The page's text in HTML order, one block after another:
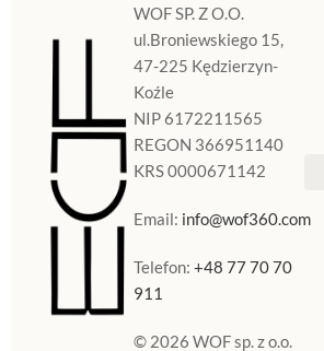
WOF SP. Z O.O.
ul.Broniewskiego 15,
47-225 Kędzierzyn-
Koźle
NIP 6172211565
REGON 366951140
KRS 0000671142
Email: info@wof360.com
Telefon:+48 77 70 70
911
© 2026 WOF sp. z o.o.